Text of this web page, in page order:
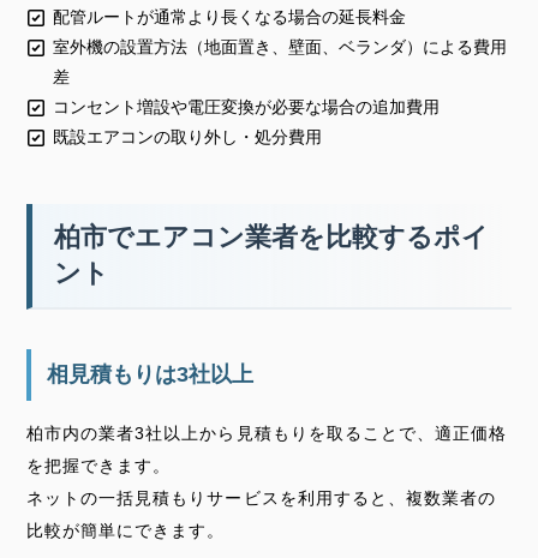
配管ルートが通常より長くなる場合の延長料金
室外機の設置方法（地面置き、壁面、ベランダ）による費用
差
コンセント増設や電圧変換が必要な場合の追加費用
既設エアコンの取り外し・処分費用
柏市でエアコン業者を比較するポイ
ント
相見積もりは3社以上
柏市内の業者3社以上から見積もりを取ることで、適正価格
を把握できます。
ネットの一括見積もりサービスを利用すると、複数業者の
比較が簡単にできます。